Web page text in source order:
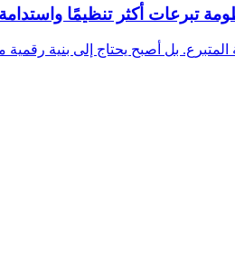
تبرعات أكثر تنظيمًا
بل أصبح يحتاج إلى بنية